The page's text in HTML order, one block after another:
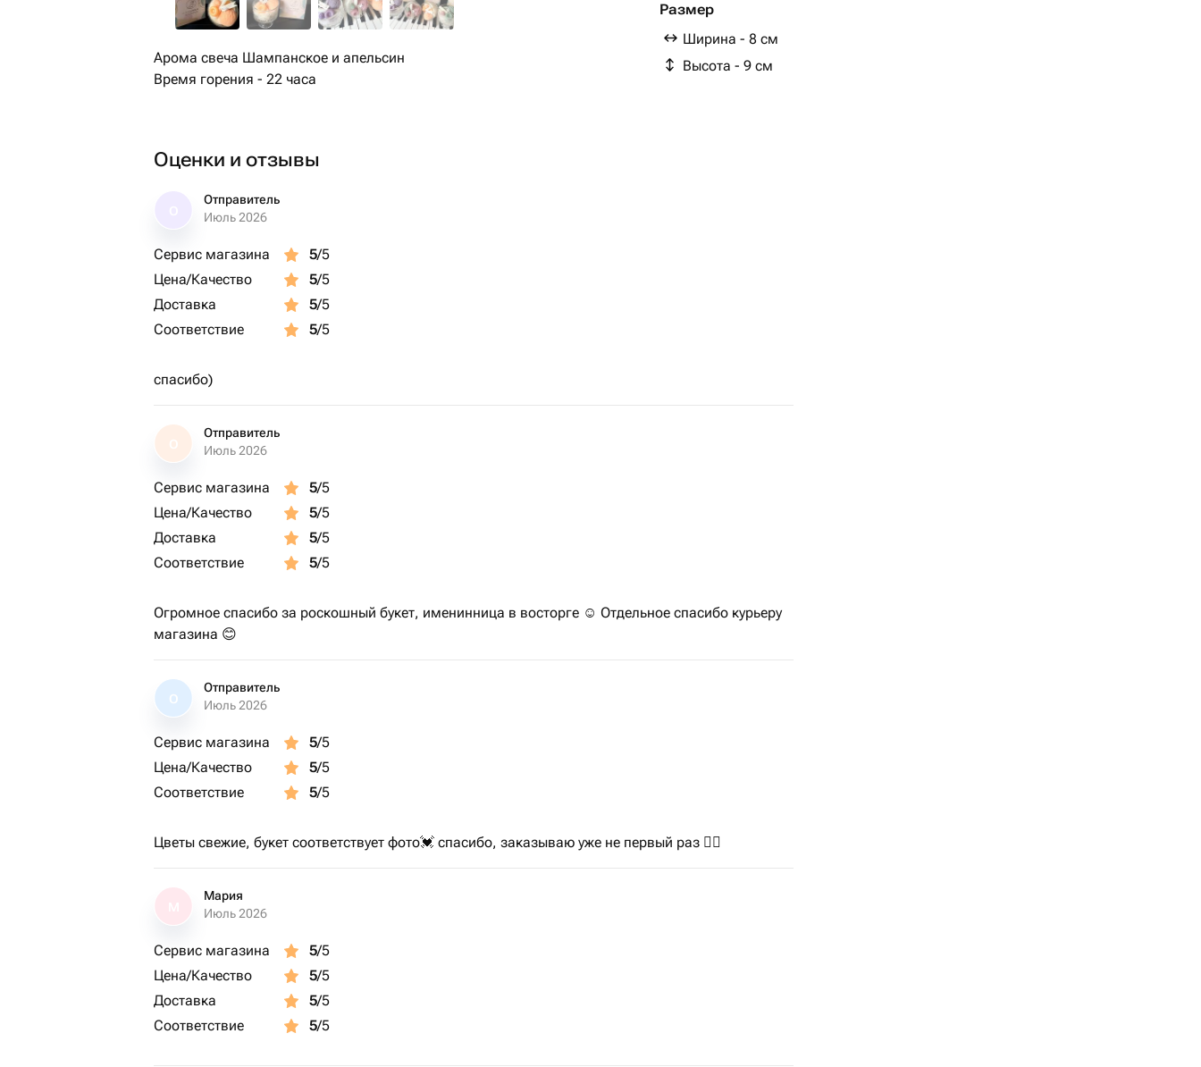
Размер
Ширина - 8 см
Высота - 9 см
Арома свеча Шампанское и апельсин
Время горения - 22 часа
Оценки и отзывы
Отправитель
Июль 2026
Сервис магазина 5/5
Цена/Качество
5/5
Доставка
5/5
Соответствие
5/5
спасибо)
О
Отправитель
Июль 2026
Сервис магазина 5/5
Цена/Качество
5/5
Доставка
5/5
Соответствие
5/5
Огромное спасибо за роскошный букет, именинница в восторге ☺️ Отдельное спасибо курьеру
магазина 😊
О
Отправитель
Июль 2026
Сервис магазина 5/5
Цена/Качество
5/5
Соответствие
5/5
Цветы свежие, букет соответствует фото💓 спасибо, заказываю уже не первый раз 👍🏽
Мария
Июль 2026
Сервис магазина 5/5
Цена/Качество
5/5
Доставка
5/5
Соответствие
5/5